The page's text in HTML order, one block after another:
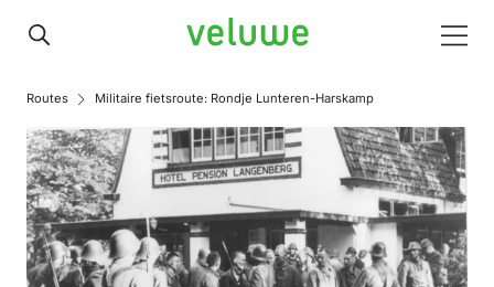
Veluwe
Routes Militaire fietsroute: Rondje Lunteren-Harskamp